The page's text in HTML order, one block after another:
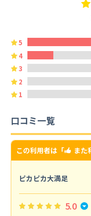
5
4
3
2
1
口コミ一覧
この利用者は「 また
ピカピカ大満足
5.0